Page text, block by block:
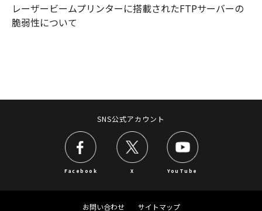
レーザービームプリンターに搭載されたFTPサーバーの
脆弱性について
SNS公式アカウント
Facebook X YouTube
お問い合わせ サイトマップ